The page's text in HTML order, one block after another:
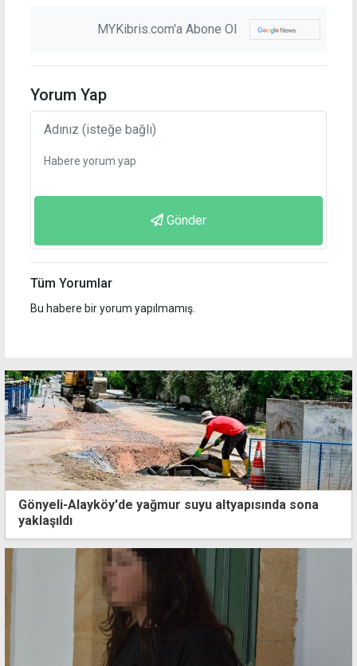
MYKibris.com'a Abone Ol
Yorum Yap
Gönder
Tüm Yorumlar
Bu habere bir yorum yapılmamış.
Gönyeli-Alayköy'de yağmur suyu altyapısında sona
yaklaşıldı